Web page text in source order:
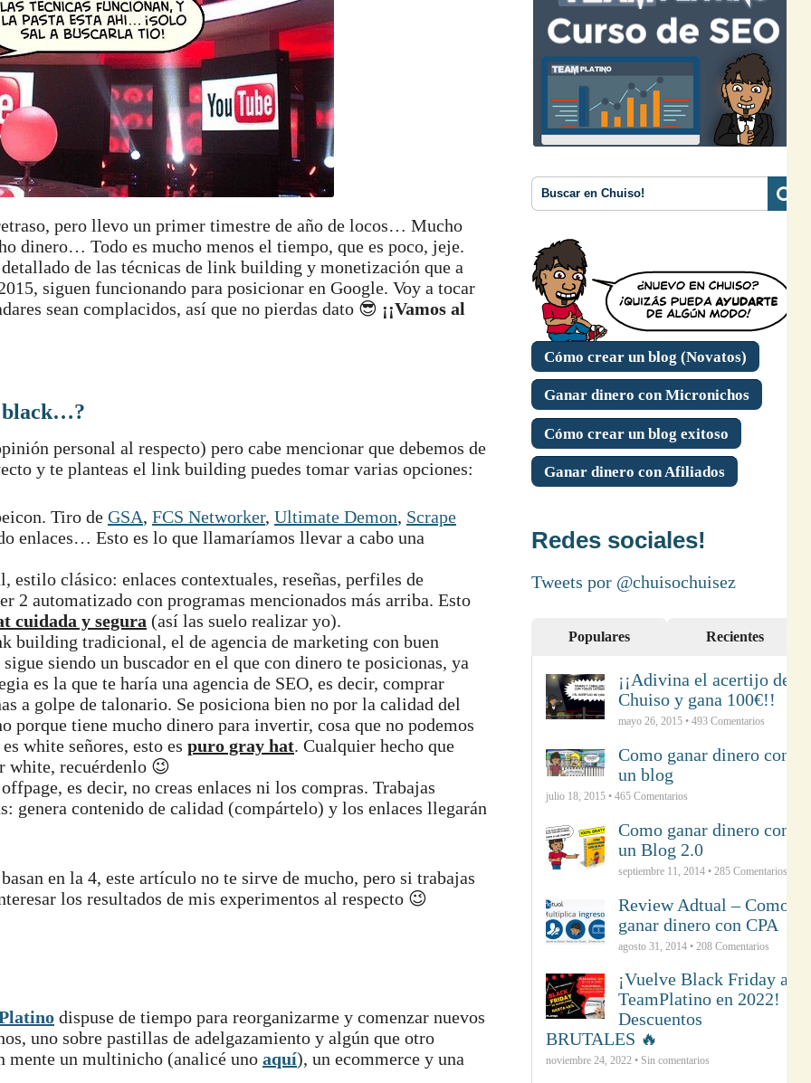
pero llevo un primer timestre de año de locos… Mucho
dinero… Todo es mucho menos el tiempo, que es poco, jeje.
de las técnicas de link building y monetización que a
siguen funcionando para posicionar en Google. Voy a tocar
sean complacidos, así que no pierdas dato 😎 ¡¡Vamos al
black…?
personal al respecto) pero cabe mencionar que debemos de
y te planteas el link building puedes tomar varias opciones:
Tiro de GSA, FCS Networker, Ultimate Demon, Scrape
enlaces… Esto es lo que llamaríamos llevar a cabo una
estilo clásico: enlaces contextuales, reseñas, perfiles de
automatizado con programas mencionados más arriba. Esto
cuidada y segura (así las suelo realizar yo).
building tradicional, el de agencia de marketing con buen
siendo un buscador en el que con dinero te posicionas, ya
es la que te haría una agencia de SEO, es decir, comprar
a golpe de talonario. Se posiciona bien no por la calidad del
porque tiene mucho dinero para invertir, cosa que no podemos
white señores, esto es puro gray hat. Cualquier hecho que
white, recuérdenlo 😉
es decir, no creas enlaces ni los compras. Trabajas
genera contenido de calidad (compártelo) y los enlaces llegarán
en la 4, este artículo no te sirve de mucho, pero si trabajas
los resultados de mis experimentos al respecto 😉
dispuse de tiempo para reorganizarme y comenzar nuevos
uno sobre pastillas de adelgazamiento y algún que otro
mente un multinicho (analicé uno aquí), un ecommerce y una
Cómo crear un blog (Novatos)
Ganar dinero con Micronichos
Cómo crear un blog exitoso
Ganar dinero con Afiliados
Redes sociales!
Tweets por @chuisochuisez
Populares Recientes
¡¡Adivina el acertijo de
Chuiso y gana 100€!!
mayo 26, 2015 • 493Comentarios
Como ganar dinero con
un blog
julio 18, 2015 • 465Comentarios
Como ganar dinero con
un Blog 2.0
septiembre 11, 2014 • 285Comentarios
Review Adtual – Como
ganar dinero con CPA
agosto 31, 2014 • 208Comentarios
¡Vuelve Black Friday a
TeamPlatino en 2022!
Descuentos
BRUTALES 🔥
noviembre 24, 2022 • Sin comentarios